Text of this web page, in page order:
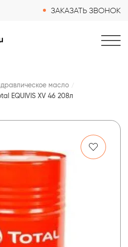
ЗАКАЗАТЬ ЗВОНОК
масло
EQUIVIS XV 46 208л